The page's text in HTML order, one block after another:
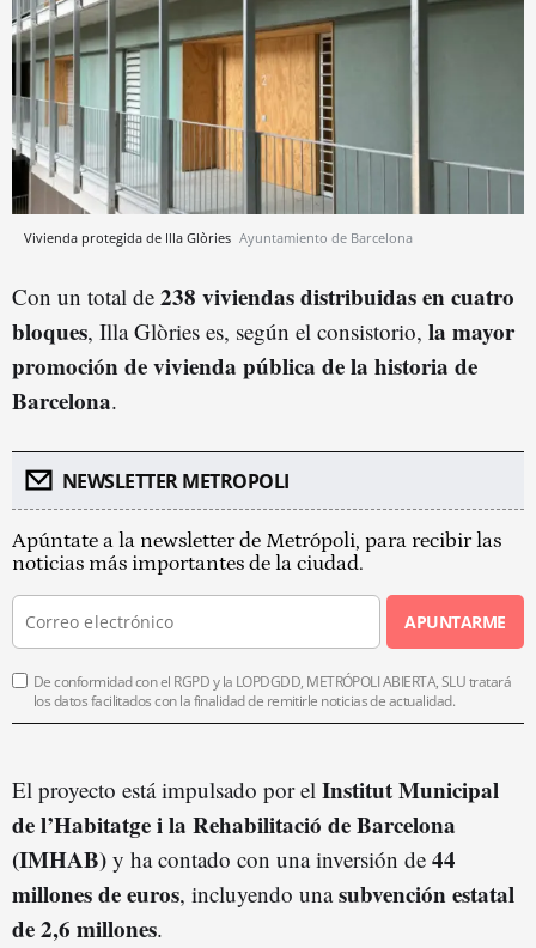
Vivienda protegida de Illa Glòries Ayuntamiento de Barcelona
Con un total de 238 viviendas distribuidas en cuatro
bloques, Illa Glòries es, según el consistorio, la mayor
promoción de vivienda pública de la historia de
Barcelona.
NEWSLETTER METROPOLI
Apúntate a la newsletter de Metrópoli, para recibir las
noticias más importantes de la ciudad.
APUNTARME
De conformidad con el RGPD y la LOPDGDD, METRÓPOLI ABIERTA, SLU tratará
los datos facilitados con la finalidad de remitirle noticias de actualidad.
El proyecto está impulsado por el Institut Municipal
de l’Habitatge i la Rehabilitació de Barcelona
(IMHAB) y ha contado con una inversión de 44
millones de euros, incluyendo unasubvención estatal
de 2,6 millones.